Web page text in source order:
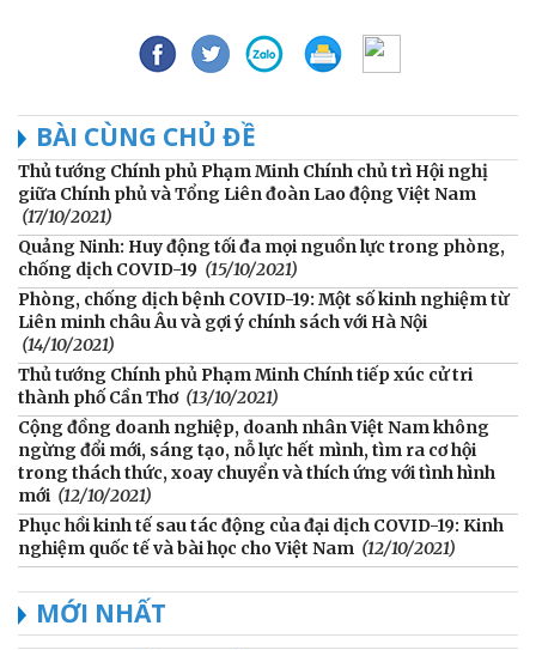
BÀI CÙNG CHỦ ĐỀ
Thủ tướng Chính phủ Phạm Minh Chính chủ trì Hội nghị
giữa Chính phủ và Tổng Liên đoàn Lao động Việt Nam
(17/10/2021)
Quảng Ninh: Huy động tối đa mọi nguồn lực trong phòng,
chống dịch COVID-19 (15/10/2021)
Phòng, chống dịch bệnh COVID-19: Một số kinh nghiệm từ
Liên minh châu Âu và gợi ý chính sách với Hà Nội
(14/10/2021)
Thủ tướng Chính phủ Phạm Minh Chính tiếp xúc cử tri
thành phố Cần Thơ (13/10/2021)
Cộng đồng doanh nghiệp, doanh nhân Việt Nam không
ngừng đổi mới, sáng tạo, nỗ lực hết mình, tìm ra cơ hội
trong thách thức, xoay chuyển và thích ứng với tình hình
mới (12/10/2021)
Phục hồi kinh tế sau tác động của đại dịch COVID-19: Kinh
nghiệm quốc tế và bài học cho Việt Nam (12/10/2021)
MỚI NHẤT